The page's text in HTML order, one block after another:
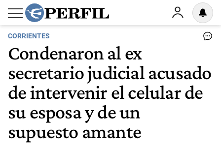
CORRIENTES
Condenaron al ex
secretario judicial acusado
de intervenir el celular de
su esposa y de un
supuesto amante